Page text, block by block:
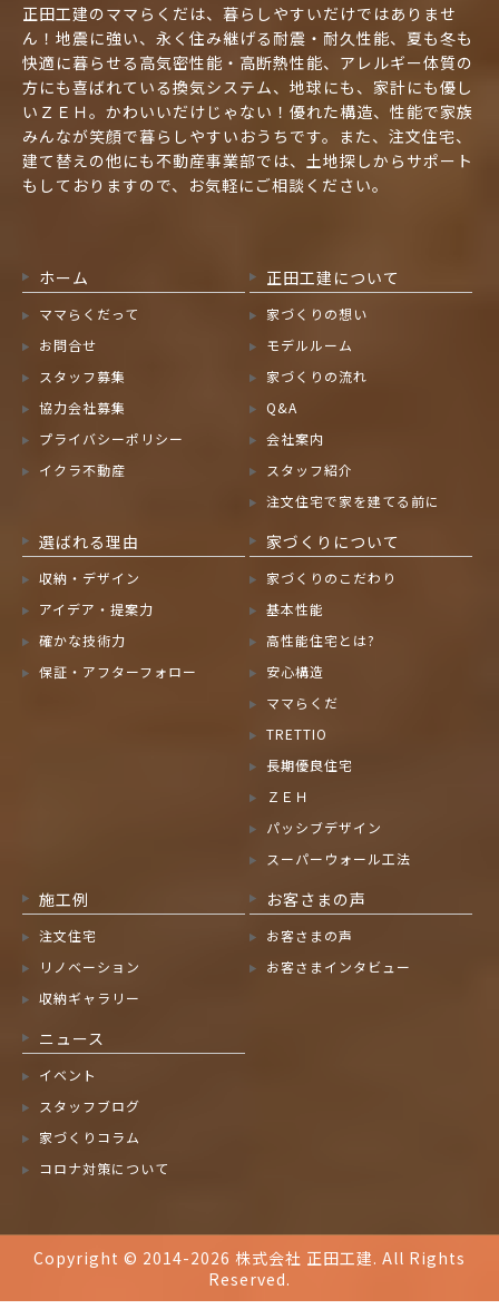
正田工建のママらくだは、暮らしやすいだけではありませ
ん！地震に強い、永く住み継げる耐震・耐久性能、夏も冬も
快適に暮らせる高気密性能・高断熱性能、アレルギー体質の
方にも喜ばれている換気システム、地球にも、家計にも優し
いＺＥＨ。かわいいだけじゃない！優れた構造、性能で家族
みんなが笑顔で暮らしやすいおうちです。また、注文住宅、
建て替えの他にも不動産事業部では、土地探しからサポート
もしておりますので、お気軽にご相談ください。
ホーム
ママらくだって
お問合せ
スタッフ募集
協力会社募集
プライバシーポリシー
イクラ不動産
正田工建について
家づくりの想い
モデルルーム
家づくりの流れ
Q&A
会社案内
スタッフ紹介
注文住宅で家を建てる前に
選ばれる理由
収納・デザイン
アイデア・提案力
確かな技術力
保証・アフターフォロー
家づくりについて
家づくりのこだわり
基本性能
高性能住宅とは?
安心構造
ママらくだ
TRETTIO
長期優良住宅
ＺＥＨ
パッシブデザイン
スーパーウォール工法
施工例
注文住宅
リノベーション
収納ギャラリー
お客さまの声
お客さまの声
お客さまインタビュー
ニュース
イベント
スタッフブログ
家づくりコラム
コロナ対策について
Copyright © 2014-2026 株式会社 正田工建. All Rights
Reserved.